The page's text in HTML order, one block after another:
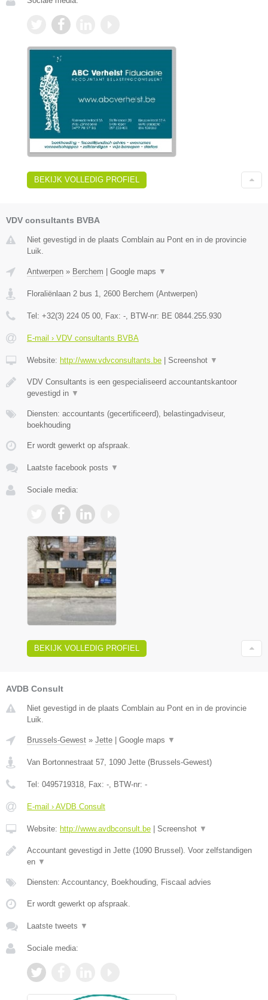
BEKIJK VOLLEDIG PROFIEL
VDV consultants BVBA
Niet gevestigd in de plaats Comblain au Pont en in de provincie
Luik.
Antwerpen » Berchem | Google maps ▼
Floraliënlaan 2 bus 1 2600 Berchem (Antwerpen)
Tel: +32(3) 224 05 00 , Fax: - , BTW-nr: BE 0844.255.930
E-mail › VDV consultants BVBA
Website: http://www.vdvconsultants.be | Screenshot ▼
VDV Consultants is een gespecialiseerd accountantskantoor
gevestigd in ▼
Diensten: accountants (gecertificeerd), belastingadviseur,
boekhouding
Er wordt gewerkt op afspraak.
Laatste facebook posts ▼
Sociale media:
BEKIJK VOLLEDIG PROFIEL
AVDB Consult
Niet gevestigd in de plaats Comblain au Pont en in de provincie
Luik.
Brussels-Gewest » Jette | Google maps ▼
Van Bortonnestraat 57 1090 Jette (Brussels-Gewest)
Tel: 0495719318 , Fax: - , BTW-nr: -
E-mail › AVDB Consult
Website: http://www.avdbconsult.be | Screenshot ▼
Accountant gevestigd in Jette (1090 Brussel). Voor zelfstandigen
en ▼
Diensten: Accountancy, Boekhouding, Fiscaal advies
Er wordt gewerkt op afspraak.
Laatste tweets ▼
Sociale media: